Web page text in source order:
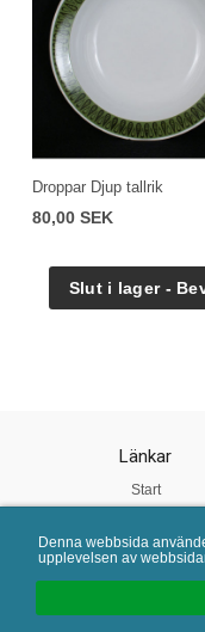
Denna webbsida
upplevelsen av
Droppar Djup tallrik
80,00 SEK
Länkar
Start
Vår Kvalitet